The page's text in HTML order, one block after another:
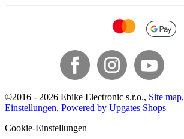
©2016 - 2026 Ebike Electronic s.r.o., Site map,
Einstellungen, Powered by Upgates Shops
Cookie-Einstellungen